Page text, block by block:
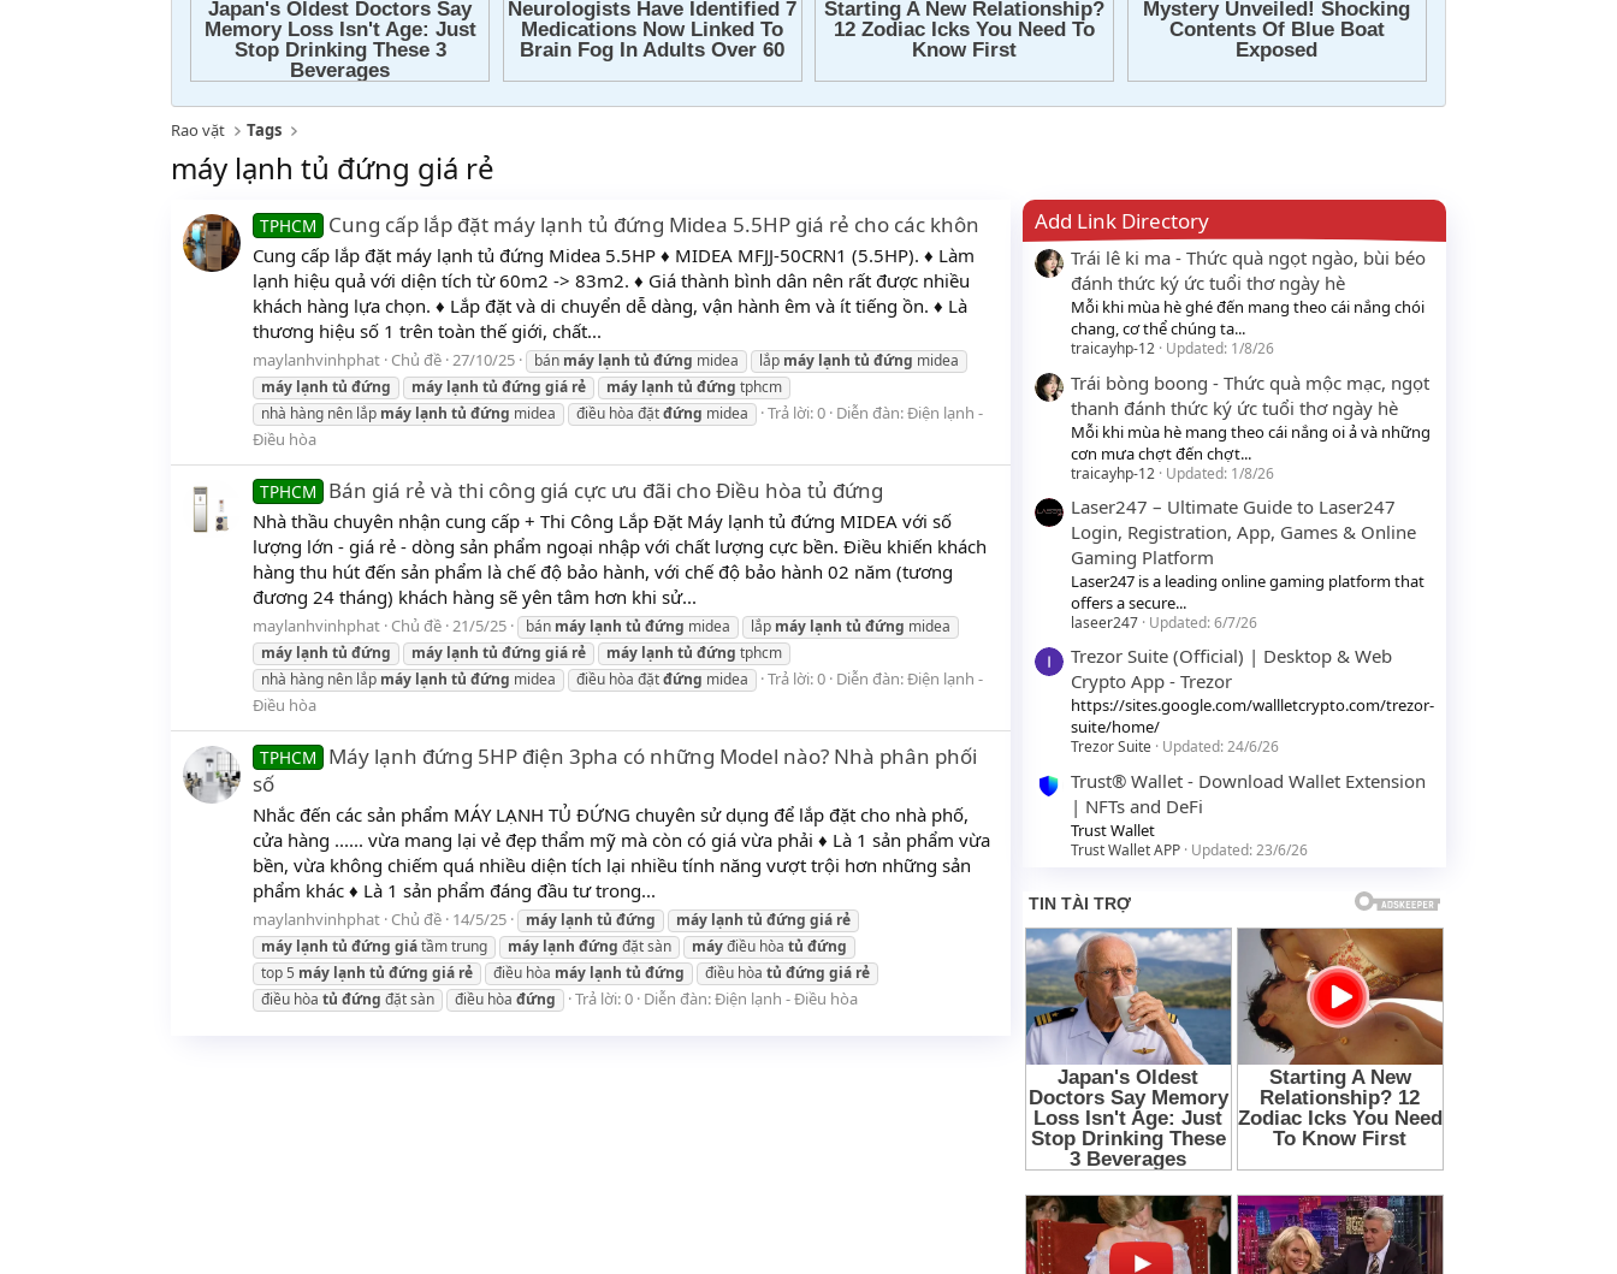
Rao vặt Tags
máy lạnh tủ đứng giá rẻ
TPHCM Cung cấp lắp đặt máy lạnh tủ đứng Midea 5.5HP giá rẻ cho các khôn
Cung cấp lắp đặt máy lạnh tủ đứng Midea 5.5HP ♦ MIDEA MFJJ-50CRN1 (5.5HP). ♦ Làm
lạnh hiệu quả với diện tích từ 60m2 -> 83m2. ♦ Giá thành bình dân nên rất được nhiều
khách hàng lựa chọn. ♦ Lắp đặt và di chuyển dễ dàng, vận hành êm và ít tiếng ồn. ♦ Là
thương hiệu số 1 trên toàn thế giới, chất...
maylanhvinhphat Chủ đề 27/10/25 bán máy lạnh tủ đứng midea lắp máy lạnh tủ đứng midea
máy lạnh tủ đứng máy lạnh tủ đứng giá rẻ máy lạnh tủ đứng tphcm
nhà hàng nên lắp máy lạnh tủ đứng midea điều hòa đặtđứng midea Trả lời: 0 Diễn đàn:Điện lạnh -
Điều hòa
TPHCM Bán giá rẻ và thi công giá cực ưu đãi cho Điều hòa tủ đứng
Nhà thầu chuyên nhận cung cấp + Thi Công Lắp Đặt Máy lạnh tủ đứng MIDEA với số
lượng lớn - giá rẻ - dòng sản phẩm ngoại nhập với chất lượng cực bền. Điều khiến khách
hàng thu hút đến sản phẩm là chế độ bảo hành, với chế độ bảo hành 02 năm (tương
đương 24 tháng) khách hàng sẽ yên tâm hơn khi sử...
maylanhvinhphat Chủ đề 21/5/25 bán máy lạnh tủ đứng midea lắp máy lạnh tủ đứng midea
máy lạnh tủ đứng máy lạnh tủ đứng giá rẻ máy lạnh tủ đứng tphcm
nhà hàng nên lắp máy lạnh tủ đứng midea điều hòa đặtđứng midea Trả lời: 0 Diễn đàn:Điện lạnh -
Điều hòa
TPHCM
Máy lạnh đứng 5HP điện 3pha có những Model nào? Nhà phân phối
số
Nhắc đến các sản phẩm MÁY LẠNH TỦ ĐỨNG chuyên sử dụng để lắp đặt cho nhà phố,
cửa hàng ...... vừa mang lại vẻ đẹp thẩm mỹ mà còn có giá vừa phải ♦ Là 1 sản phẩm vừa
bền, vừa không chiếm quá nhiều diện tích lại nhiều tính năng vượt trội hơn những sản
phẩm khác ♦ Là 1 sản phẩm đáng đầu tư trong...
maylanhvinhphat Chủ đề 14/5/25 máy lạnh tủ đứng máy lạnh tủ đứng giá rẻ
máy lạnh tủ đứng giátầm trung máy lạnh đứng đặt sàn máyđiều hòa tủ đứng
top 5 máy lạnh tủ đứng giá rẻ điều hòa máy lạnh tủ đứng điều hòa tủ đứng giá rẻ
điều hòa tủ đứng đặt sàn điều hòa đứng Trả lời: 0 Diễn đàn:Điện lạnh - Điều hòa
Add Link Directory
Trái lê ki ma - Thức quà ngọt ngào, bùi béo
đánh thức ký ức tuổi thơ ngày hè
Mỗi khi mùa hè ghé đến mang theo cái nắng chói
chang, cơ thể chúng ta...
traicayhp-12 Updated: 1/8/26
Trái bòng boong - Thức quà mộc mạc, ngọt
thanh đánh thức ký ức tuổi thơ ngày hè
Mỗi khi mùa hè mang theo cái nắng oi ả và những
cơn mưa chợt đến chợt...
traicayhp-12 Updated: 1/8/26
Laser247 – Ultimate Guide to Laser247
Login, Registration, App, Games & Online
Gaming Platform
Laser247 is a leading online gaming platform that
offers a secure...
laseer247 Updated:6/7/26
Trezor Suite (Official) | Desktop & Web
Crypto App - Trezor
https://sites.google.com/wallletcrypto.com/trezor-
suite/home/
Trezor Suite Updated:24/6/26
Trust® Wallet - Download Wallet Extension
| NFTs and DeFi
Trust Wallet
Trust Wallet APP Updated:23/6/26